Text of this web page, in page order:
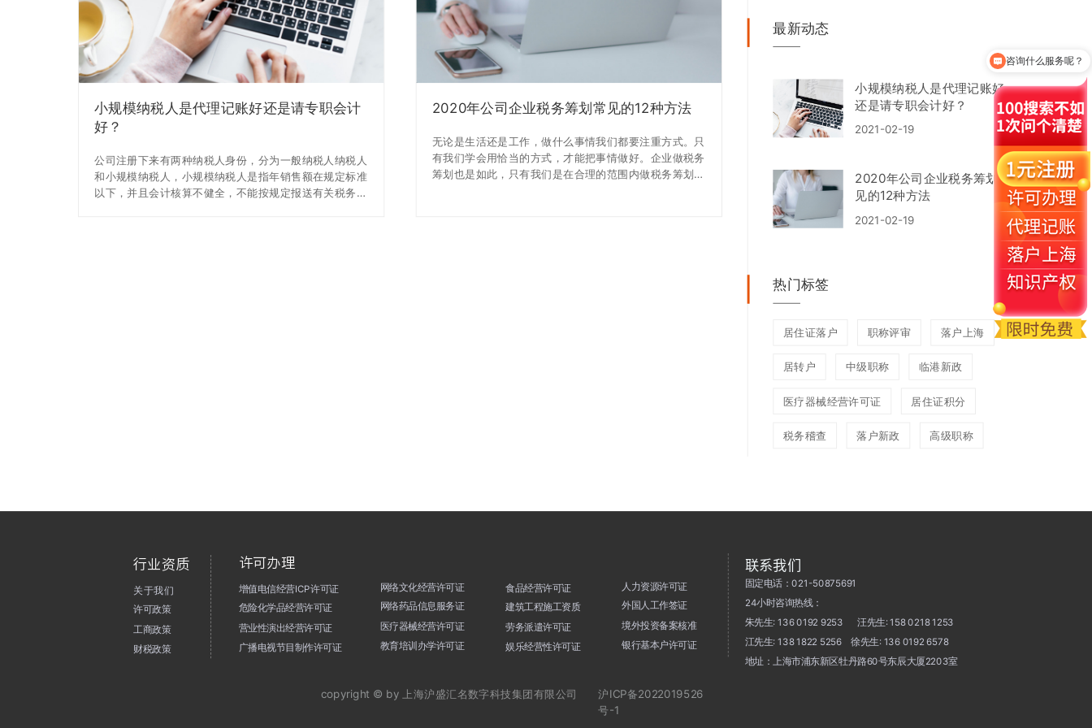
小规模纳税人是代理记账好还是请专职会计
好？
公司注册下来有两种纳税人身份，分为一般纳税人纳税人
和小规模纳税人，小规模纳税人是指年销售额在规定标准
以下，并且会计核算不健全，不能按规定报送有关税务资
2020年公司企业税务筹划常见的12种方法
无论是生活还是工作，做什么事情我们都要注重方式。只
有我们学会用恰当的方式，才能把事情做好。企业做税务
筹划也是如此，只有我们是在合理的范围内做税务筹划，
最新动态
小规模纳税人是代理记账好
还是请专职会计好？
2021-02-19
2020年公司企业税务筹划常
见的12种方法
2021-02-19
热门标签
居住证落户 职称评审 落户上海
居转户 中级职称 临港新政
医疗器械经营许可证 居住证积分
税务稽查 落户新政 高级职称
行业资质 许可办理 联系我们
关于我们 增值电信经营ICP许可证 网络文化经营许可证 食品经营许可证 人力资源许可证
工商政策 营业性演出经营许可证 医疗器械经营许可证 劳务派遣许可证 境外投资备案核准
许可政策 危险化学品经营许可证 网络药品信息服务证 建筑工程施工资质 外国人工作签证
财税政策 广播电视节目制作许可证 教育培训办学许可证 娱乐经营性许可证 银行基本户许可证
固定电话：021-50875691
24小时咨询热线：
朱先生: 136 0192 9253 汪先生: 158 0218 1253
江先生: 138 1822 5256 徐先生: 136 0192 6578
地址：上海市浦东新区牡丹路60号东辰大厦2203室
copyright © by 上海沪盛汇名数字科技集团有限公司
沪ICP备2022019526
号-1
怎么收费的呢